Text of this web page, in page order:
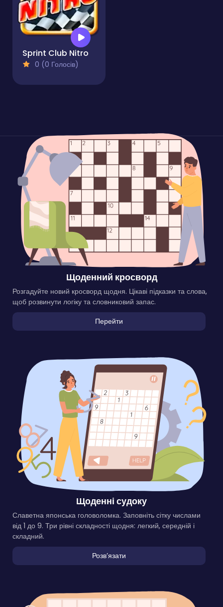
Sprint Club Nitro
0 (0 Голосів)
Щоденний кросворд
Розгадуйте новий кросворд щодня. Цікаві підказки та слова,
щоб розвинути логіку та словниковий запас.
Перейти
Щоденні судоку
Славетна японська головоломка. Заповніть сітку числами
від 1 до 9. Три рівні складності щодня: легкий, середній і
складний.
Розвʼязати